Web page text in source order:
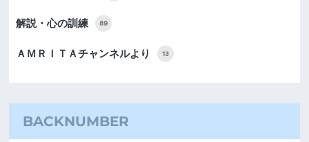
解説・心の訓練 89
ＡＭＲＩＴＡチャンネルより 13
BACKNUMBER